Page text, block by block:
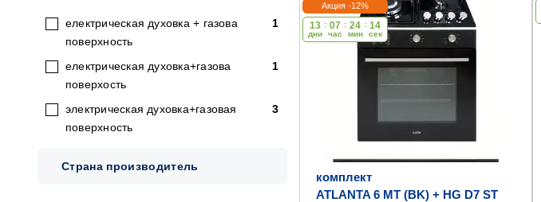
електрическая духовка + газова
поверхность
1
електрическая духовка+газова
поверхость
1
электрическая духовка+газовая
поверхность
3
Страна производитель
Акция -12%
13
дни
: 07
час
: 24
мин
: 14
cек
комплект
ATLANTA 6 MT (BK) + HG D7 ST